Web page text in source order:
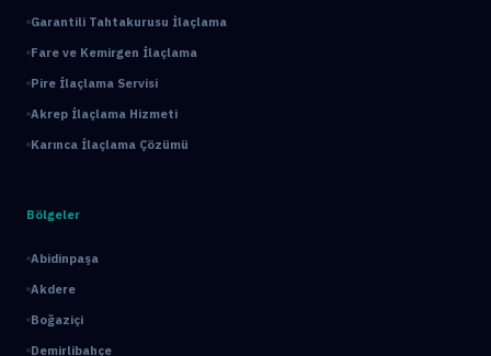
Garantili Tahtakurusu İlaçlama
Fare ve Kemirgen İlaçlama
Pire İlaçlama Servisi
Akrep İlaçlama Hizmeti
Karınca İlaçlama Çözümü
Bölgeler
Abidinpaşa
Akdere
Boğaziçi
Demirlibahçe